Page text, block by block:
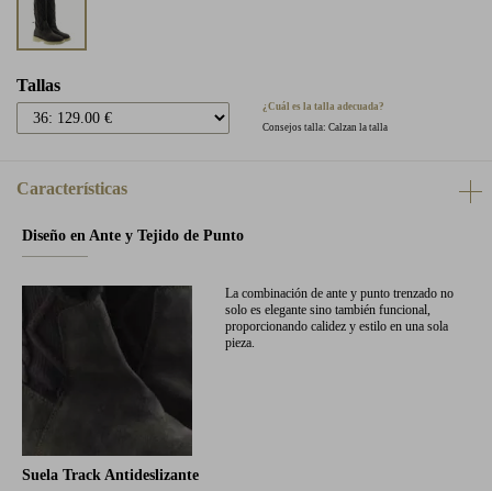
Tallas
¿Cuál es la talla adecuada?
Consejos talla: Calzan la talla
Características
Diseño en Ante y Tejido de Punto
La combinación de ante y punto trenzado no
solo es elegante sino también funcional,
proporcionando calidez y estilo en una sola
pieza.
Suela Track Antideslizante